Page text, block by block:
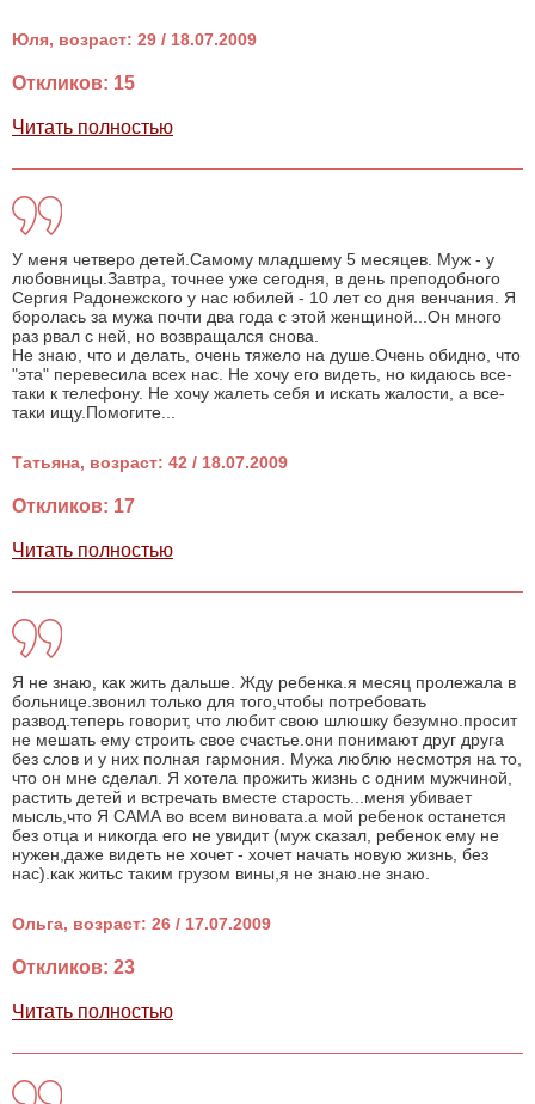
Юля, возраст: 29 / 18.07.2009
Откликов: 15
Читать полностью
У меня четверо детей.Самому младшему 5 месяцев. Муж - у
любовницы.Завтра, точнее уже сегодня, в день преподобного
Сергия Радонежского у нас юбилей - 10 лет со дня венчания. Я
боролась за мужа почти два года с этой женщиной...Он много
раз рвал с ней, но возвращался снова.
Не знаю, что и делать, очень тяжело на душе.Очень обидно, что
"эта" перевесила всех нас. Не хочу его видеть, но кидаюсь все-
таки к телефону. Не хочу жалеть себя и искать жалости, а все-
таки ищу.Помогите...
Татьяна, возраст: 42 / 18.07.2009
Откликов: 17
Читать полностью
Я не знаю, как жить дальше. Жду ребенка.я месяц пролежала в
больнице.звонил только для того,чтобы потребовать
развод.теперь говорит, что любит свою шлюшку безумно.просит
не мешать ему строить свое счастье.они понимают друг друга
без слов и у них полная гармония. Мужа люблю несмотря на то,
что он мне сделал. Я хотела прожить жизнь с одним мужчиной,
растить детей и встречать вместе старость...меня убивает
мысль,что Я САМА во всем виновата.а мой ребенок останется
без отца и никогда его не увидит (муж сказал, ребенок ему не
нужен,даже видеть не хочет - хочет начать новую жизнь, без
нас).как житьс таким грузом вины,я не знаю.не знаю.
Ольга, возраст: 26 / 17.07.2009
Откликов: 23
Читать полностью